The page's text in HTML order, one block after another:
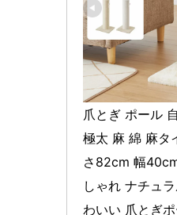
爪とぎ ポール
極太 麻 綿 麻タ
さ82cm 幅
しゃれ ナチュ
わいい 爪とぎ